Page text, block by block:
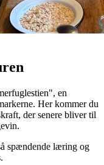
en
Her kommer du
der senere bliver til
spændende læring og